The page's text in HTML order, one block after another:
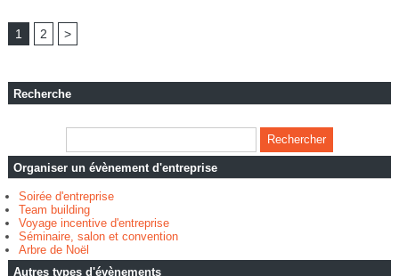
1 2 >
Recherche
Organiser un évènement d'entreprise
Soirée d'entreprise
Team building
Voyage incentive d'entreprise
Séminaire, salon et convention
Arbre de Noël
Autres types d'évènements